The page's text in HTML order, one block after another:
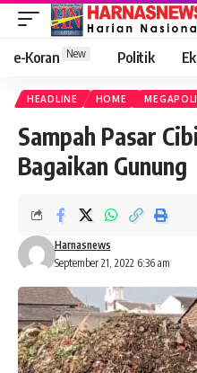
e-Koran New Politik
HEADLINE HOME
Sampah Pasar
Bagaikan Gunung
September 21, 2022 6:36 am
Harnasnews